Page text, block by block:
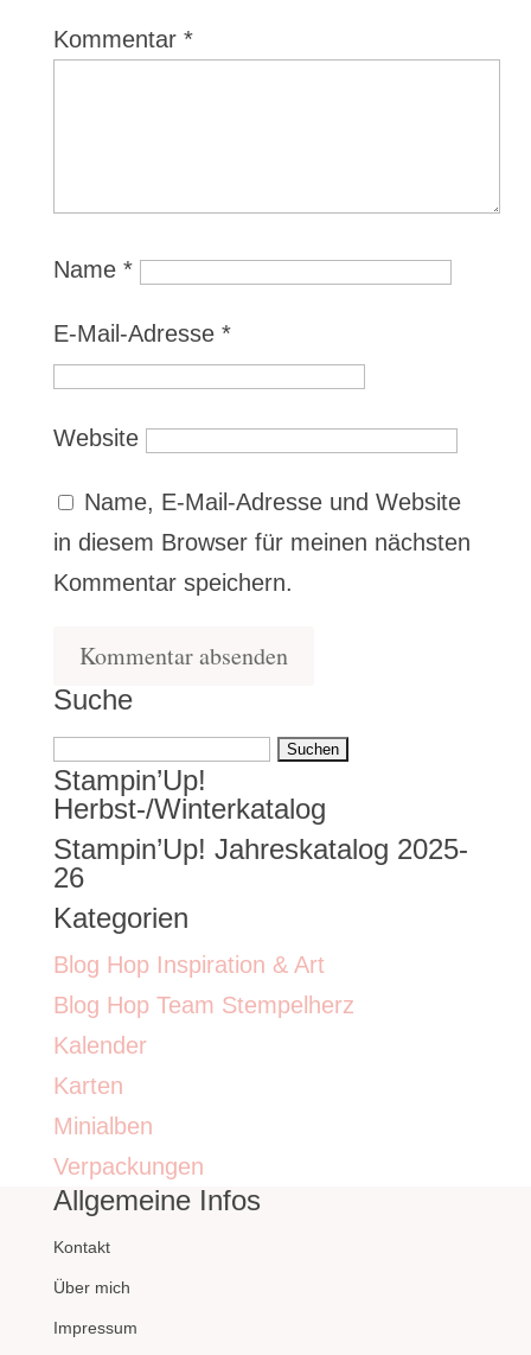
Kommentar *
Name *
E-Mail-Adresse *
Website
Name, E-Mail-Adresse und Website
in diesem Browser für meinen nächsten
Kommentar speichern.
Suche
Suchen
nach:
Stampin’Up!
Herbst-/Winterkatalog
Stampin’Up! Jahreskatalog 2025-
26
Kategorien
Blog Hop Inspiration & Art
Blog Hop Team Stempelherz
Kalender
Karten
Minialben
Verpackungen
Allgemeine Infos
Kontakt
Über mich
Impressum